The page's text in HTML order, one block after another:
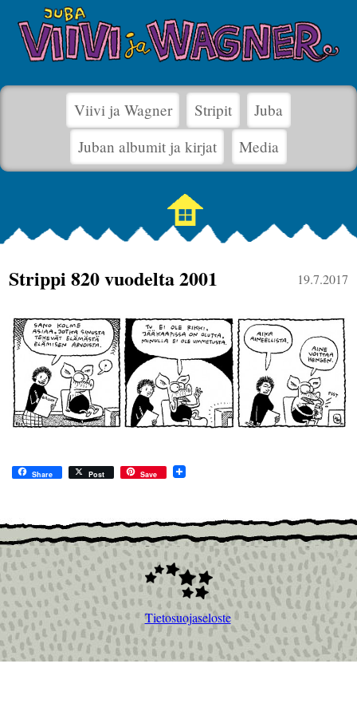
Viivi ja Wagner Stripit
Juba
Juban albumit ja kirjat
Media
19.7.2017
Strippi 820 vuodelta 2001
Share Post Save
Tietosuojaseloste